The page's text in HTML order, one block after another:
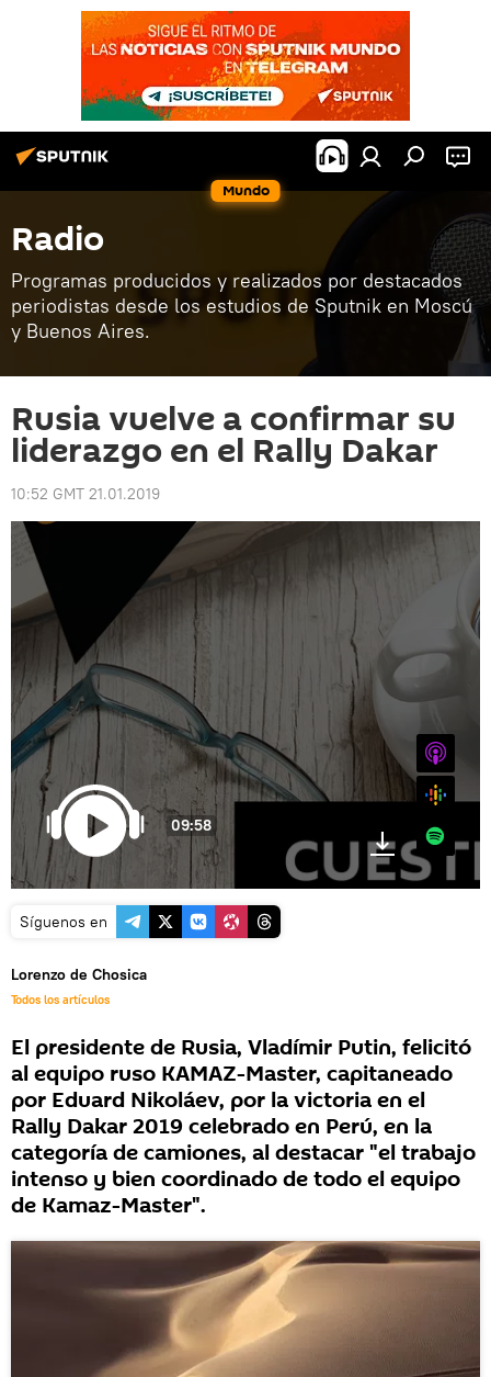
Mundo
Radio
Programas producidos y realizados por destacados
periodistas desde los estudios de Sputnik en Moscú
y Buenos Aires.
Rusia vuelve a confirmar su
liderazgo en el Rally Dakar
10:52 GMT 21.01.2019
09:58
iTunes
Google
Spotify
Síguenos en
Lorenzo de Chosica
Todos los artículos
El presidente de Rusia, Vladímir Putin, felicitó
al equipo ruso KAMAZ-Master, capitaneado
por Eduard Nikoláev, por la victoria en el
Rally Dakar 2019 celebrado en Perú, en la
categoría de camiones, al destacar "el trabajo
intenso y bien coordinado de todo el equipo
de Kamaz-Master".